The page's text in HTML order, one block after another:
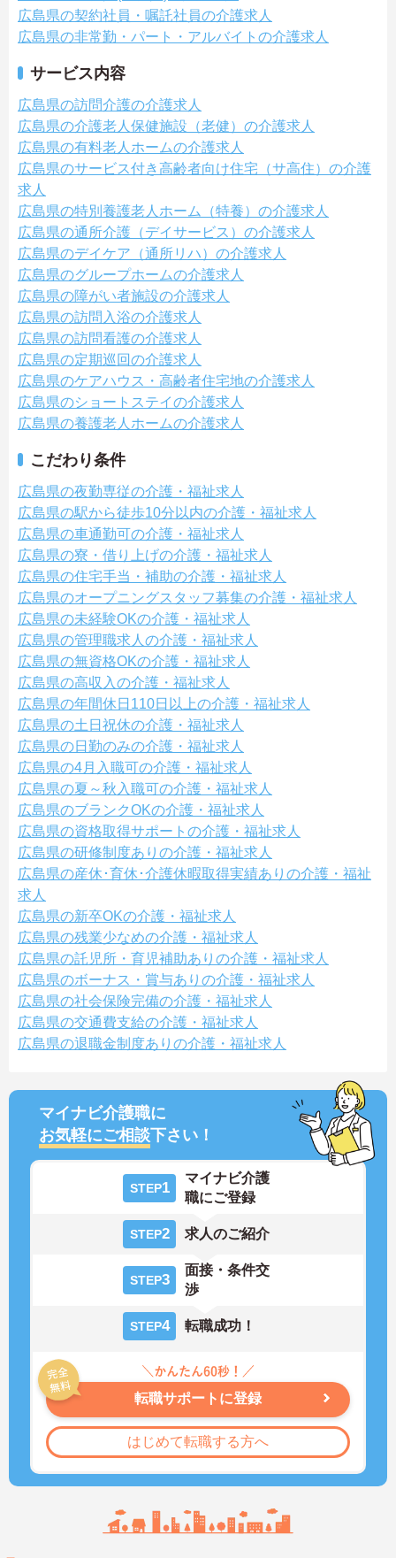
広島県の契約社員・嘱託社員の介護求人
広島県の非常勤・パート・アルバイトの介護求人
サービス内容
広島県の訪問介護の介護求人
広島県の介護老人保健施設（老健）の介護求人
広島県の有料老人ホームの介護求人
広島県のサービス付き高齢者向け住宅（サ高住）の介護
求人
広島県の特別養護老人ホーム（特養）の介護求人
広島県の通所介護（デイサービス）の介護求人
広島県のデイケア（通所リハ）の介護求人
広島県のグループホームの介護求人
広島県の障がい者施設の介護求人
広島県の訪問入浴の介護求人
広島県の訪問看護の介護求人
広島県の定期巡回の介護求人
広島県のケアハウス・高齢者住宅地の介護求人
広島県のショートステイの介護求人
広島県の養護老人ホームの介護求人
こだわり条件
広島県の夜勤専従の介護・福祉求人
広島県の駅から徒歩10分以内の介護・福祉求人
広島県の車通勤可の介護・福祉求人
広島県の寮・借り上げの介護・福祉求人
広島県の住宅手当・補助の介護・福祉求人
広島県のオープニングスタッフ募集の介護・福祉求人
広島県の未経験OKの介護・福祉求人
広島県の管理職求人の介護・福祉求人
広島県の無資格OKの介護・福祉求人
広島県の高収入の介護・福祉求人
広島県の年間休日110日以上の介護・福祉求人
広島県の土日祝休の介護・福祉求人
広島県の日勤のみの介護・福祉求人
広島県の4月入職可の介護・福祉求人
広島県の夏～秋入職可の介護・福祉求人
広島県のブランクOKの介護・福祉求人
広島県の資格取得サポートの介護・福祉求人
広島県の研修制度ありの介護・福祉求人
広島県の産休･育休･介護休暇取得実績ありの介護・福祉
求人
広島県の新卒OKの介護・福祉求人
広島県の残業少なめの介護・福祉求人
広島県の託児所・育児補助ありの介護・福祉求人
広島県のボーナス・賞与ありの介護・福祉求人
広島県の社会保険完備の介護・福祉求人
広島県の交通費支給の介護・福祉求人
広島県の退職金制度ありの介護・福祉求人
マイナビ介護職に
お気軽にご相談下さい！
STEP1
マイナビ介護
職にご登録
STEP2 求人のご紹介
STEP3
面接・条件交
渉
STEP4 転職成功！
転職サポートに登録
はじめて転職する方へ